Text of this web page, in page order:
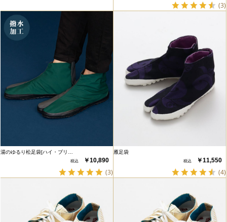
(3)
湯のゆるり松足袋[ハイ・ブリ…
￥10,890
(3)
雁足袋
￥11,550
(4)